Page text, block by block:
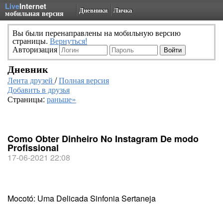
LiveInternet
мобильная версия Дневники Личка
Вы были перенаправлены на мобильную версию
страницы. Вернуться!
Авторизация
Дневник
Лента друзей /Полная версия
Добавить в друзья
Страницы: раньше»
Como Obter Dinheiro No Instagram De modo
Profissional
17-06-2021 22:08
Mocotó: Uma Delicada Sinfonia Sertaneja